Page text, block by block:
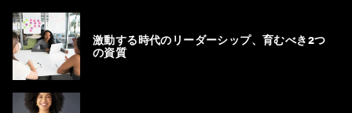
激動する時代のリーダーシップ、育むべき2つ
の資質